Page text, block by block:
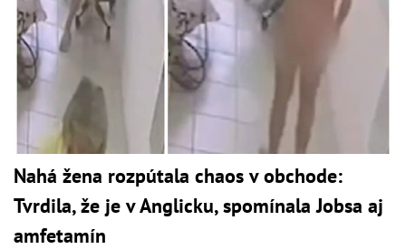
Nahá žena rozpútala chaos v obchode:
Tvrdila, že je v Anglicku, spomínala Jobsa aj
amfetamín